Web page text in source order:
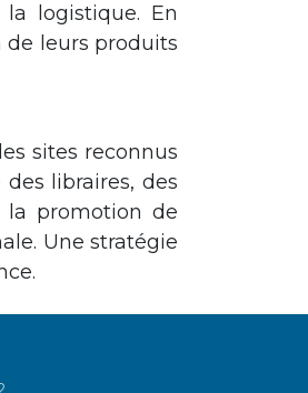
logistique. En
de leurs produits
sites reconnus
libraires, des
la promotion de
Une stratégie